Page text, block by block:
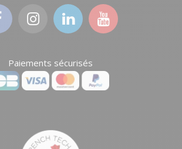
Paiements sécurisés